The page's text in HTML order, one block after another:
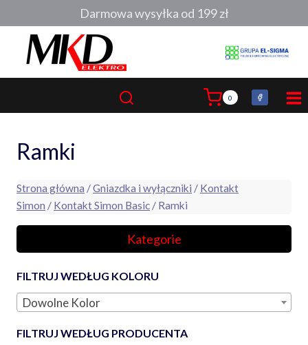
do
0
Ramki
Strona główna /Gniazdka i wyłączniki / Kontakt
Simon / Kontakt Simon Basic / Ramki
Kategorie
FILTRUJ WEDŁUG KOLORU
Dowolne Kolor
FILTRUJ WEDŁUG PRODUCENTA
Darmowa wysyłka od 199 zł